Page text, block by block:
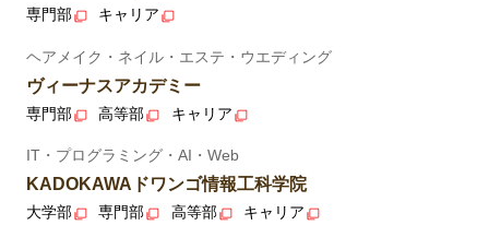
専門部 キャリア
ヘアメイク・ネイル・エステ・ウエディング
ヴィーナスアカデミー
専門部 高等部 キャリア
IT・プログラミング・AI・Web
KADOKAWAドワンゴ情報工科学院
大学部 専門部 高等部 キャリア